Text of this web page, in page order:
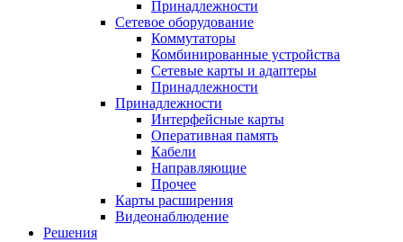
Принадлежности
Сетевое оборудование
Коммутаторы
Комбинированные устройства
Сетевые карты и адаптеры
Принадлежности
Принадлежности
Интерфейсные карты
Оперативная память
Кабели
Направляющие
Прочее
Карты расширения
Видеонаблюдение
Решения